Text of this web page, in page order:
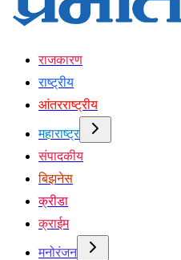
राजकारण
राष्ट्रीय
आंतरराष्ट्रीय
महाराष्ट्र
संपादकीय
बिझनेस
क्रीडा
क्राईम
मनोरंजन